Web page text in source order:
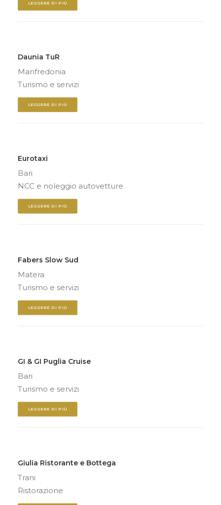
LEGGERE DI PIÙ
Daunia TuR
Manfredonia
Turismo e servizi
LEGGERE DI PIÙ
Eurotaxi
Bari
NCC e noleggio autovetture
LEGGERE DI PIÙ
Fabers Slow Sud
Matera
Turismo e servizi
LEGGERE DI PIÙ
GI & GI Puglia Cruise
Bari
Turismo e servizi
LEGGERE DI PIÙ
Giulia Ristorante e Bottega
Trani
Ristorazione